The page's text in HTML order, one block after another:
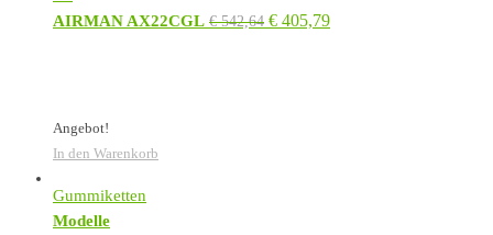
AIRMAN AX22CGL €542,64 € 405,79
Angebot!
In den Warenkorb
Gummiketten
Modelle